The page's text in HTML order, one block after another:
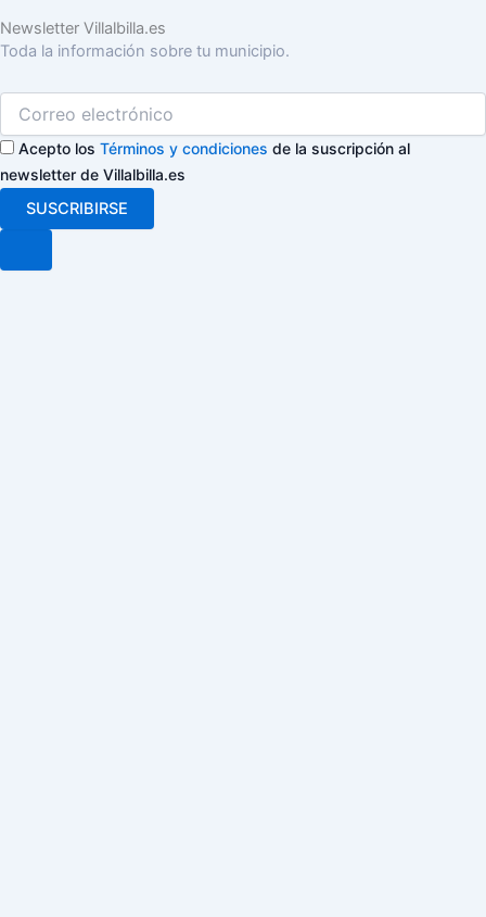
Newsletter Villalbilla.es
Toda la información sobre tu municipio.
Acepto los Términos y condiciones de la suscripción al
newsletter de Villalbilla.es
SUSCRIBIRSE